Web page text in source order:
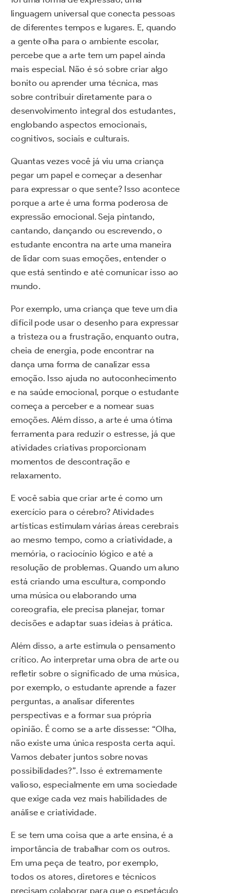
linguagem universal que conecta pessoas
de diferentes tempos e lugares. E, quando
a gente olha para o ambiente escolar,
percebe que a arte tem um papel ainda
mais especial. Não é só sobre criar algo
bonito ou aprender uma técnica, mas
sobre contribuir diretamente para o
desenvolvimento integral dos estudantes,
englobando aspectos emocionais,
cognitivos, sociais e culturais.
Quantas vezes você já viu uma criança
pegar um papel e começar a desenhar
para expressar o que sente? Isso acontece
porque a arte é uma forma poderosa de
expressão emocional. Seja pintando,
cantando, dançando ou escrevendo, o
estudante encontra na arte uma maneira
de lidar com suas emoções, entender o
que está sentindo e até comunicar isso ao
mundo.
Por exemplo, uma criança que teve um dia
difícil pode usar o desenho para expressar
a tristeza ou a frustração, enquanto outra,
cheia de energia, pode encontrar na
dança uma forma de canalizar essa
emoção. Isso ajuda no autoconhecimento
e na saúde emocional, porque o estudante
começa a perceber e a nomear suas
emoções. Além disso, a arte é uma ótima
ferramenta para reduzir o estresse, já que
atividades criativas proporcionam
momentos de descontração e
relaxamento.
E você sabia que criar arte é como um
exercício para o cérebro? Atividades
artísticas estimulam várias áreas cerebrais
ao mesmo tempo, como a criatividade, a
memória, o raciocínio lógico e até a
resolução de problemas. Quando um aluno
está criando uma escultura, compondo
uma música ou elaborando uma
coreografia, ele precisa planejar, tomar
decisões e adaptar suas ideias à prática.
Além disso, a arte estimula o pensamento
crítico. Ao interpretar uma obra de arte ou
refletir sobre o significado de uma música,
por exemplo, o estudante aprende a fazer
perguntas, a analisar diferentes
perspectivas e a formar sua própria
opinião. É como se a arte dissesse: “Olha,
não existe uma única resposta certa aqui.
Vamos debater juntos sobre novas
possibilidades?”. Isso é extremamente
valioso, especialmente em uma sociedade
que exige cada vez mais habilidades de
análise e criatividade.
E se tem uma coisa que a arte ensina, é a
importância de trabalhar com os outros.
Em uma peça de teatro, por exemplo,
todos os atores, diretores e técnicos
precisam colaborar para que o espetáculo